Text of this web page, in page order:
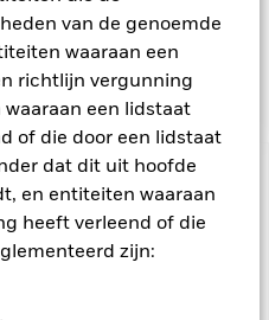
van de genoemde
waaraan een
richtlijn vergunning
een lidstaat
of die door een lidstaat
dat dit uit hoofde
en entiteiten waaraan
heeft verleend of die
zijn:
door te kijken naar
die erop van invloed
en financiële factoren.
verliezen mogelijk hun
van dit fonds